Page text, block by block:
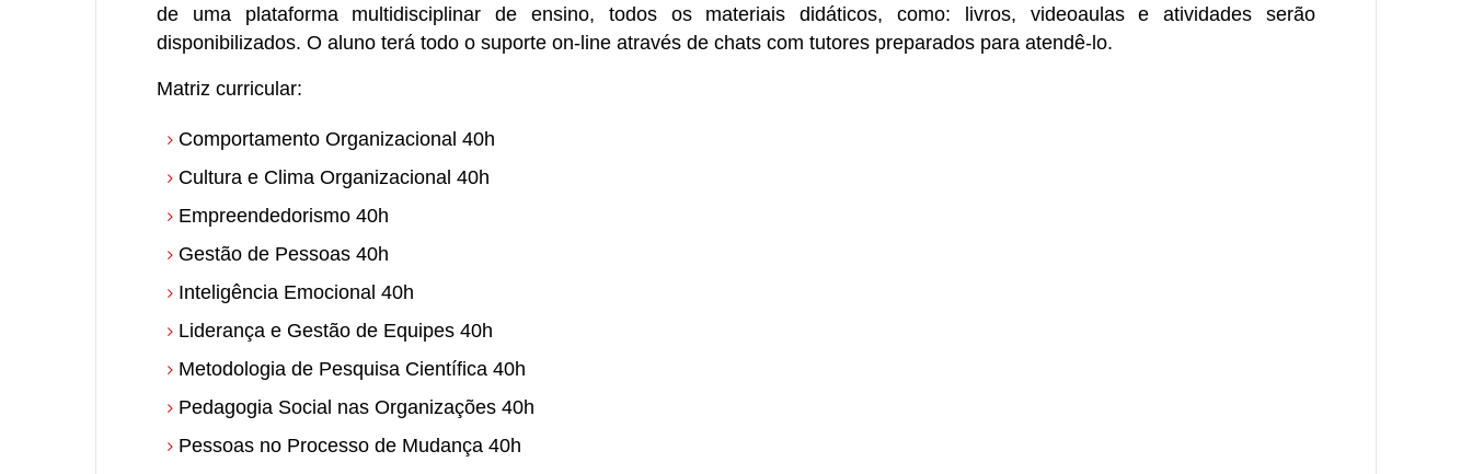
de uma plataforma multidisciplinar de ensino, todos os materiais didáticos, como: livros, videoaulas e atividades serão
disponibilizados. O aluno terá todo o suporte on-line através de chats com tutores preparados para atendê-lo.
Matriz curricular:
Comportamento Organizacional 40h
Cultura e Clima Organizacional 40h
Empreendedorismo 40h
Gestão de Pessoas 40h
Inteligência Emocional 40h
Liderança e Gestão de Equipes 40h
Metodologia de Pesquisa Científica 40h
Pedagogia Social nas Organizações 40h
Pessoas no Processo de Mudança 40h